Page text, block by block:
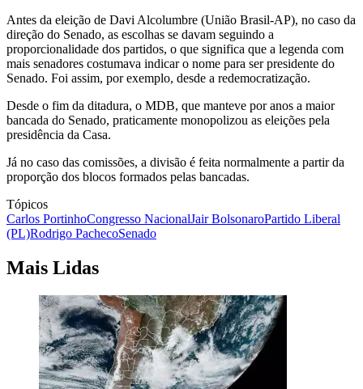
Antes da eleição de Davi Alcolumbre (União Brasil-AP), no caso da
direção do Senado, as escolhas se davam seguindo a
proporcionalidade dos partidos, o que significa que a legenda com
mais senadores costumava indicar o nome para ser presidente do
Senado. Foi assim, por exemplo, desde a redemocratização.
Desde o fim da ditadura, o MDB, que manteve por anos a maior
bancada do Senado, praticamente monopolizou as eleições pela
presidência da Casa.
Já no caso das comissões, a divisão é feita normalmente a partir da
proporção dos blocos formados pelas bancadas.
Tópicos
Carlos PortinhoCongresso NacionalJair BolsonaroPartido Liberal
(PL)Rodrigo PachecoSenado
Mais Lidas